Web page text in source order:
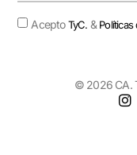
AceptoTyC. &
© 2026 CA.